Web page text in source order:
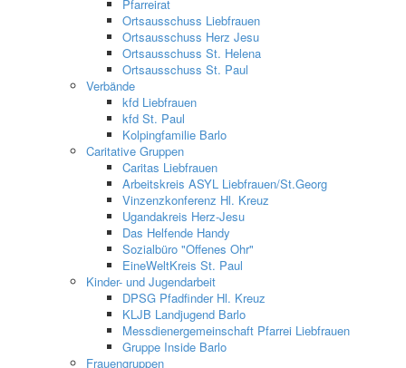
Pfarreirat
Ortsausschuss Liebfrauen
Ortsausschuss Herz Jesu
Ortsausschuss St. Helena
Ortsausschuss St. Paul
Verbände
kfd Liebfrauen
kfd St. Paul
Kolpingfamilie Barlo
Caritative Gruppen
Caritas Liebfrauen
Arbeitskreis ASYL Liebfrauen/St.Georg
Vinzenzkonferenz Hl. Kreuz
Ugandakreis Herz-Jesu
Das Helfende Handy
Sozialbüro "Offenes Ohr"
EineWeltKreis St. Paul
Kinder- und Jugendarbeit
DPSG Pfadfinder Hl. Kreuz
KLJB Landjugend Barlo
Messdienergemeinschaft Pfarrei Liebfrauen
Gruppe Inside Barlo
Frauengruppen